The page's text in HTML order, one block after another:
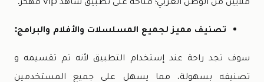
تصنيف مميز لجميع المسلسلات والأفلام والبرامج:
سوف تجد راحة عند إستخدام التطبيق لأنه تم تقسيمه و
تصنيفه بسهولة، مما يسهل على جميع المستخدمين